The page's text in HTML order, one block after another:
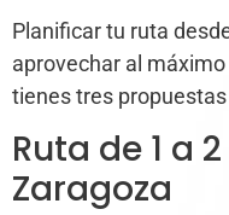
Planificar tu ruta
aprovechar al
tienes tres
Ruta de 1 a
Zaragoza